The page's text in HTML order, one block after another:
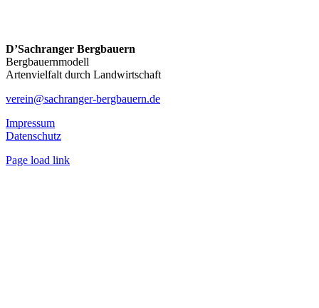
D’Sachranger Bergbauern
Bergbauernmodell
Artenvielfalt durch Landwirtschaft
verein@sachranger-bergbauern.de
Impressum
Datenschutz
Page load link